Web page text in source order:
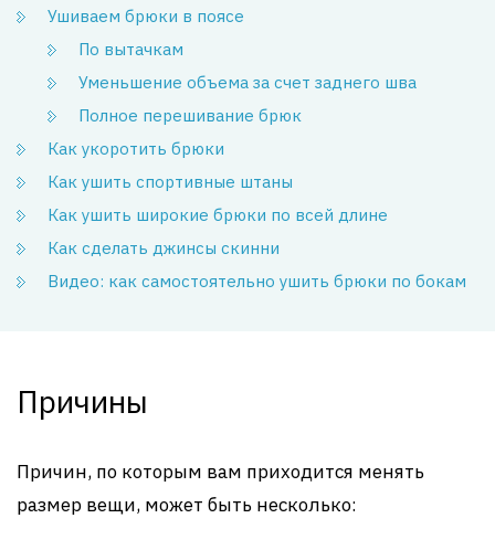
Ушиваем брюки в поясе
По вытачкам
Уменьшение объема за счет заднего шва
Полное перешивание брюк
Как укоротить брюки
Как ушить спортивные штаны
Как ушить широкие брюки по всей длине
Как сделать джинсы скинни
Видео: как самостоятельно ушить брюки по бокам
Причины
Причин, по которым вам приходится менять
размер вещи, может быть несколько: